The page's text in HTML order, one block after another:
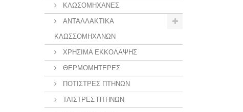
ΚΛΩΣΟΜΗΧΑΝΕΣ
ΑΝΤΑΛΛΑΚΤΙΚΑ
ΚΛΩΣΣΟΜΗΧΑΝΩΝ
ΧΡΗΣΙΜΑ ΕΚΚΟΛΑΨΗΣ
ΘΕΡΜΟΜΗΤΕΡΕΣ
ΠΟΤΙΣΤΡΕΣ ΠΤΗΝΩΝ
ΤΑΙΣΤΡΕΣ ΠΤΗΝΩΝ